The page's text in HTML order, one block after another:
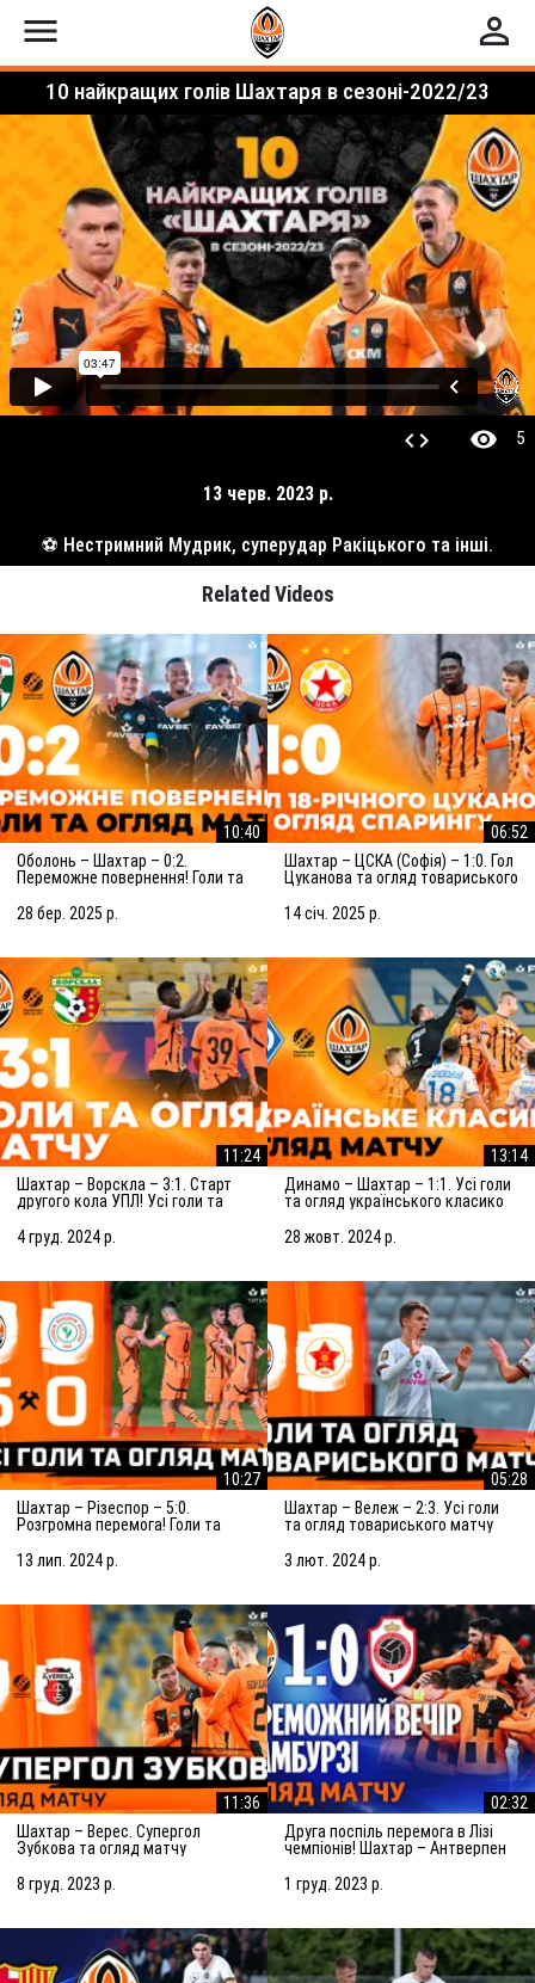
menu perm_identity
10 найкращих голів Шахтаря в сезоні-2022/23
code visibility 5
13 черв. 2023 р.
⚽️ Нестримний Мудрик, суперудар Ракіцького та інші.
Related Videos
10:40
Оболонь – Шахтар – 0:2.
Переможне повернення! Голи та
28 бер. 2025 р.
06:52
Шахтар – ЦСКА (Софія) – 1:0. Гол
Цуканова та огляд товариського
14 січ. 2025 р.
11:24
Шахтар – Ворскла – 3:1. Старт
другого кола УПЛ! Усі голи та
4 груд. 2024 р.
13:14
Динамо – Шахтар – 1:1. Усі голи
та огляд українського класико
28 жовт. 2024 р.
10:27
Шахтар – Різеспор – 5:0.
Розгромна перемога! Голи та
13 лип. 2024 р.
05:28
Шахтар – Вележ – 2:3. Усі голи
та огляд товариського матчу
3 лют. 2024 р.
11:36
Шахтар – Верес. Супергол
Зубкова та огляд матчу
8 груд. 2023 р.
02:32
Друга поспіль перемога в Лізі
чемпіонів! Шахтар – Антверпен
1 груд. 2023 р.